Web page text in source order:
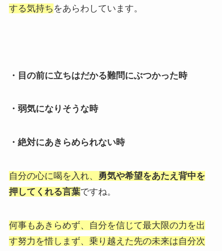
する気持ち をあらわしています。
・目の前に立ちはだかる難問にぶつかった時
・弱気になりそうな時
・絶対にあきらめられない時
自分の心に喝を入れ、
勇気や希望をあたえ背中を
押してくれる言葉ですね。
何事もあきらめず、自分を信じて最大限の力を出
す努力を惜しまず、乗り越えた先の未来は自分次